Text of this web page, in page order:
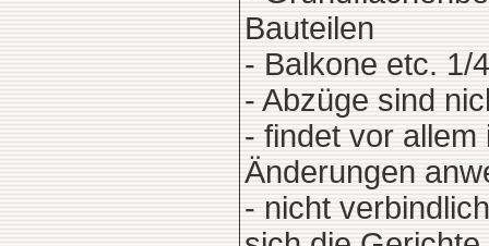
Bauteilen
- Balkone etc. 1/
- Abzüge sind
- findet vor
Änderungen
- nicht